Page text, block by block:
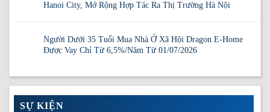
Hanoi City, Mở Rộng Hợp Tác Ra Thị Trường Hà Nội
Người Dưới 35 Tuổi Mua Nhà Ở Xã Hội Dragon E-Home
Được Vay Chỉ Từ 6,5%/Năm Từ 01/07/2026
SỰ KIỆN